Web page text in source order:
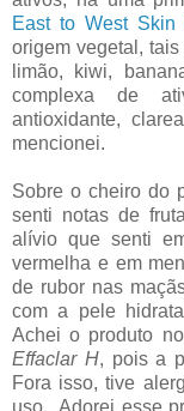
East to West Skin
origem vegetal,
limão, kiwi,
complexa de
antioxidante,
mencionei.
Sobre o cheiro do
senti notas de
alívio que senti
vermelha e em
de rubor nas
com a pele
Achei o produto
Effaclar H, pois a
Fora isso, tive